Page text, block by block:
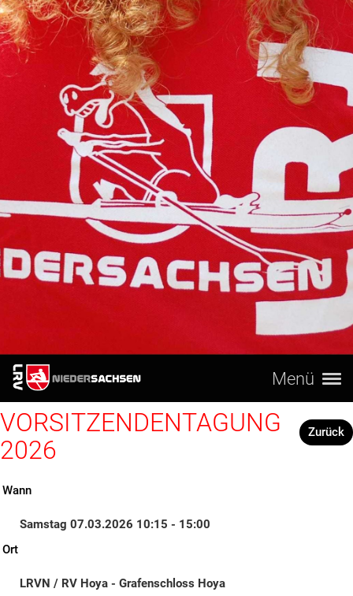
Menü
Zurück
VORSITZENDENTAGUNG
2026
Wann
Samstag 07.03.2026 10:15 - 15:00
Ort
LRVN / RV Hoya - Grafenschloss Hoya